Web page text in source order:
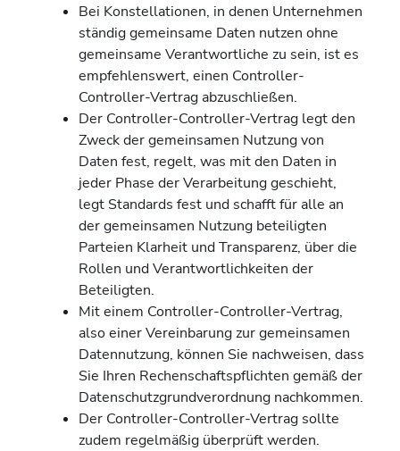
Bei Konstellationen, in denen Unternehmen
ständig gemeinsame Daten nutzen ohne
gemeinsame Verantwortliche zu sein, ist es
empfehlenswert, einen Controller-
Controller-Vertrag abzuschließen.
Der Controller-Controller-Vertrag legt den
Zweck der gemeinsamen Nutzung von
Daten fest, regelt, was mit den Daten in
jeder Phase der Verarbeitung geschieht,
legt Standards fest und schafft für alle an
der gemeinsamen Nutzung beteiligten
Parteien Klarheit und Transparenz, über die
Rollen und Verantwortlichkeiten der
Beteiligten.
Mit einem Controller-Controller-Vertrag,
also einer Vereinbarung zur gemeinsamen
Datennutzung, können Sie nachweisen, dass
Sie Ihren Rechenschaftspflichten gemäß der
Datenschutzgrundverordnung nachkommen.
Der Controller-Controller-Vertrag sollte
zudem regelmäßig überprüft werden.